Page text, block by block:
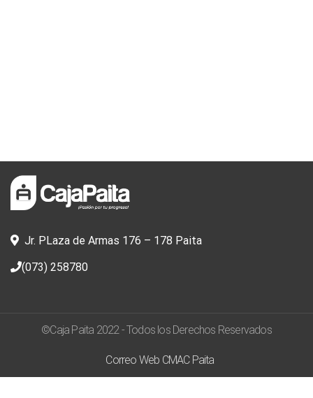
Jr. PLaza de Armas 176 – 178 Paita
(073) 258780
©Caja Paita 2022 - Todos los Derechos Reservados
Correo Web CMAC Paita